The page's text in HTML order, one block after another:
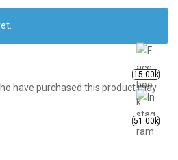
have purchased this product may
15.00k
51.00k